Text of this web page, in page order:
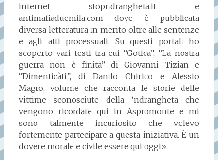
internet stopndrangheta.it e
antimafiaduemila.com dove è pubblicata
diversa letteratura in merito oltre alle sentenze
e agli atti processuali. Su questi portali ho
scoperto vari testi tra cui “Gotica”, “La nostra
guerra non è finita” di Giovanni Tizian e
“Dimenticàti”, di Danilo Chirico e Alessio
Magro, volume che racconta le storie delle
vittime sconosciute della ‘ndrangheta che
vengono ricordate qui in Aspromonte e mi
sono talmente incuriosito che volevo
fortemente partecipare a questa iniziativa. È un
dovere morale e civile essere qui oggi».